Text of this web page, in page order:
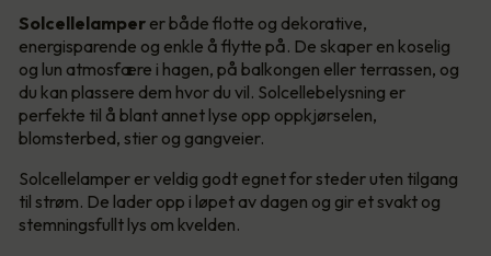
Solcellelamper er både flotte og dekorative,
energisparende og enkle å flytte på. De skaper en koselig
og lun atmosfære i hagen, på balkongen eller terrassen, og
du kan plassere dem hvor du vil. Solcellebelysning er
perfekte til å blant annet lyse opp oppkjørselen,
blomsterbed, stier og gangveier.
Solcellelamper er veldig godt egnet for steder uten tilgang
til strøm. De lader opp i løpet av dagen og gir et svakt og
stemningsfullt lys om kvelden.